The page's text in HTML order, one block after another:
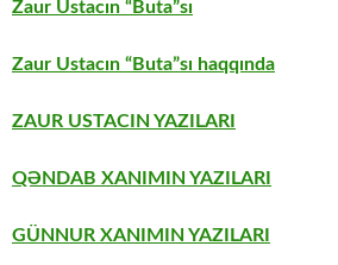
Zaur Ustacın “Buta”sı
Zaur Ustacın “Buta”sı haqqında
ZAUR USTACIN YAZILARI
QƏNDAB XANIMIN YAZILARI
GÜNNUR XANIMIN YAZILARI